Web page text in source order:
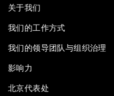
关于我们
我们的工作方式
我们的领导团队与组织治理
影响力
北京代表处